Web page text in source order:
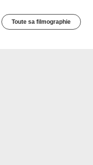
Toute sa filmographie